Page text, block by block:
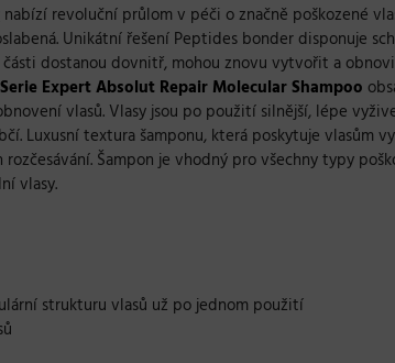
nabízí revoluční průlom v péči o značně poškozené
Unikátní řešení Peptides bonder disponuje
dostanou dovnitř, mohou znovu vytvořit a
Expert Absolut Repair MolecularShampoo
vlasů. Vlasy jsou po použití silnější, lépe
Luxusní textura šamponu, která poskytuje vlasům
Šampon je vhodný pro všechny typy
vlasy.
strukturu vlasů už po jednom použití